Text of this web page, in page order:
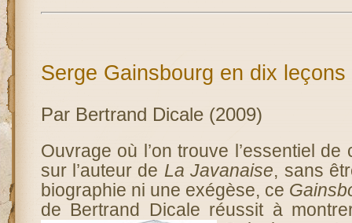
Serge Gainsbourg en dix leçons
Par Bertrand Dicale (2009)
Ouvrage où l’on trouve l’essentiel de
sur l’auteur de La Javanaise, sans
biographie ni une exégèse, ce
de Bertrand Dicale réussit à